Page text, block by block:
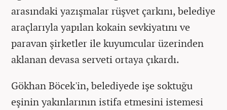
arasındaki yazışmalar rüşvet çarkını, belediye
araçlarıyla yapılan kokain sevkiyatını ve
paravan şirketler ile kuyumcular üzerinden
aklanan devasa serveti ortaya çıkardı.
Gökhan Böcek'in, belediyede işe soktuğu
eşinin yakınlarının istifa etmesini istemesi